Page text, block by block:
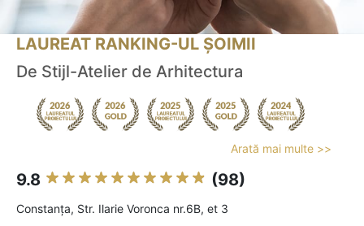
LAUREAT RANKING-UL ȘOIMII
De Stijl-Atelier de Arhitectura
Arată mai multe >>
9.8 (98)
Constanţa, Str. Ilarie Voronca nr.6B, et 3